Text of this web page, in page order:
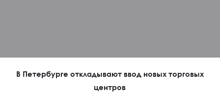
В Петербурге откладывают ввод новых торговых
центров